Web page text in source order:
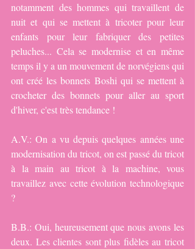
notamment des hommes qui travaillent de
nuit et qui se mettent à tricoter pour leur
enfants pour leur fabriquer des petites
peluches... Cela se modernise et en même
temps il y a un mouvement de norvégiens qui
ont créé les bonnets Boshi qui se mettent à
crocheter des bonnets pour aller au sport
d'hiver, c'est très tendance !
A.V.: On a vu depuis quelques années une
modernisation du tricot, on est passé du tricot
à la main au tricot à la machine, vous
travaillez avec cette évolution technologique
?
B.B.: Oui, heureusement que nous avons les
deux. Les clientes sont plus fidèles au tricot